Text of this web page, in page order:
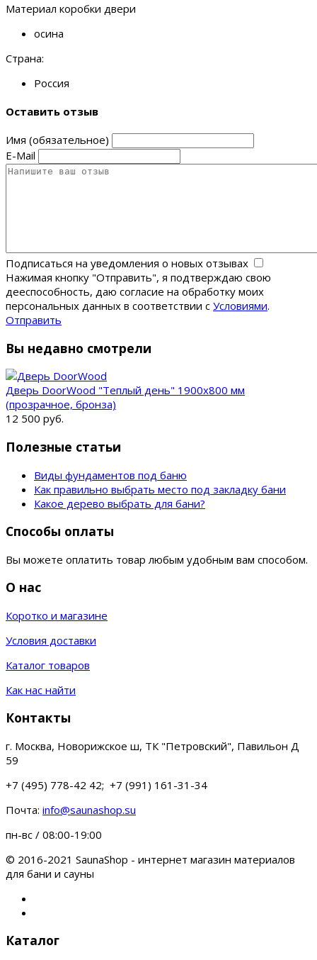
Материал коробки двери
осина
Страна:
Россия
Оставить отзыв
Имя (обязательное)
E-Mail
Подписаться на уведомления о новых отзывах
Нажимая кнопку "Отправить", я подтверждаю свою
дееспособность, даю согласие на обработку моих
персональных данных в соответствии с Условиями.
Отправить
Вы недавно смотрели
Дверь DoorWood "Теплый день" 1900х800 мм
(прозрачное, бронза)
12 500 руб.
Полезные статьи
Виды фундаментов под баню
Как правильно выбрать место под закладку бани
Какое дерево выбрать для бани?
Способы оплаты
Вы можете оплатить товар любым удобным вам способом.
О нас
Коротко и магазине
Условия доставки
Каталог товаров
Как нас найти
Контакты
г. Москва, Новорижское ш, ТК "Петровский", Павильон Д
59
+7 (495) 778-42 42; +7 (991) 161-31-34
Почта: info@saunashop.su
пн-вс / 08:00-19:00
© 2016-2021 SaunaShop - интернет магазин материалов
для бани и сауны
Каталог